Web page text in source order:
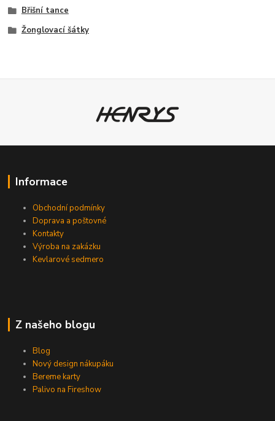
Břišní tance
Žonglovací šátky
Informace
Obchodní podmínky
Doprava a poštovné
Kontakty
Výroba na zakázku
Kevlarové sedmero
Z našeho blogu
Blog
Nový design nákupáku
Bereme karty
Palivo na Fireshow